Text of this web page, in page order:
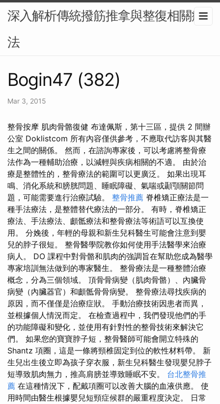
深入解析傳統撥筋推拿與整復相關療
法
Bogin47 (382)
Mar 3, 2015
整骨按摩 肌肉骨骼復健 布達佩斯，第十三區，提供 2 間辦
公室 Doklistcom 所有內容僅供參考，不應取代訪客與其醫
生之間的關係。 然而，在諮詢專家後，可以考慮將整骨療
法作為一種輔助治療，以減輕與疾病相關的不適。 由於治
療是整體性的，整骨療法的範圍可以更廣泛。 如果出現耳
鳴、消化系統和膀胱問題、睡眠障礙、氣喘或顳顎關節問
題，可能需要進行治療試驗。 整骨推薦 脊椎矯正療法是一
種手法療法，是整體替代療法的一部分。 有時，脊椎矯正
療法、手法療法、顱骶療法和整骨療法等術語可以互換使
用。 分娩後，年輕的母親和新生兒科醫生可能會注意到嬰
兒的脖子很短。 整骨醫學院教你如何使用手法醫學來治療
病人。 DO 課程中對骨骼和肌肉的強調旨在幫助您成為醫學
專家培訓無法做到的專家醫生。 整骨療法是一種整體治療
概念，分為三個領域。 頂骨骨病變（肌肉骨骼）、內臟骨
病變（內臟器官）和顱骶骨骨病變。 整骨療法尋找疾病的
原因，而不僅僅是治療症狀。 手動治療技術因患者而異，
並根據個人情況而定。 在檢查過程中，我們發現他們的手
的功能障礙和變化，並使用有針對性的整骨技術來解決它
們。 如果您的寶寶脖子短，整骨醫師可能會開立特殊的
Shantz 項圈，這是一條將頸椎固定到位的軟性材料帶。 新
生兒出生後立即為孩子穿衣服，新生兒科醫生發現嬰兒脖子
短導致肌肉無力，推高肩膀並導致睡眠不安。 台北整骨推
薦 在這種情況下，配戴項圈可以改善大腦的血液供應。 使
用時間由醫生根據嬰兒短頸症候群的嚴重程度決定。 日常